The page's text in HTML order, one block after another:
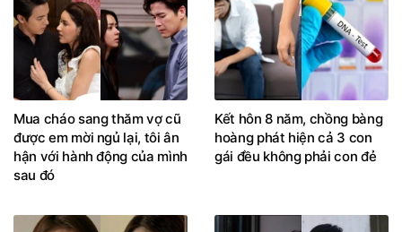
Mua cháo sang thăm vợ cũ
được em mời ngủ lại, tôi ân
hận với hành động của mình
sau đó
Kết hôn 8 năm, chồng bàng
hoàng phát hiện cả 3 con
gái đều không phải con đẻ